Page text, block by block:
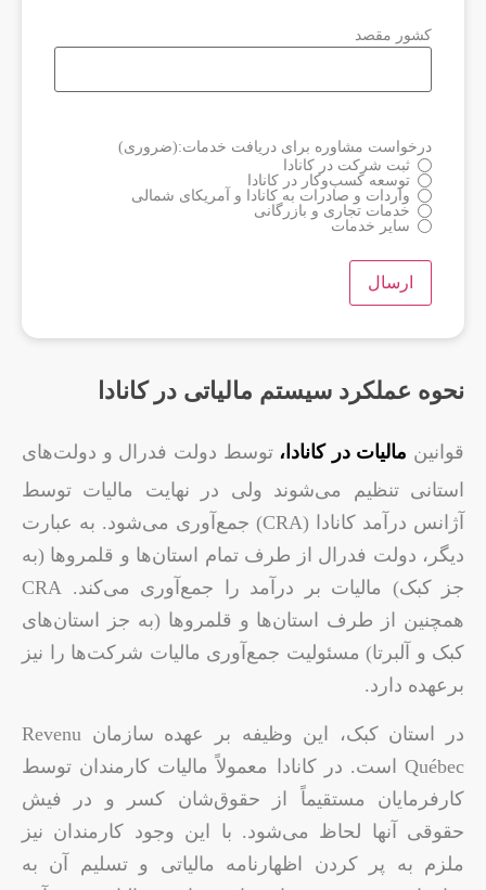
کشور مقصد
درخواست مشاوره برای دریافت خدمات:(ضروری)
ثبت شرکت در کانادا
توسعه کسب‌وکار در کانادا
واردات و صادرات به کانادا و آمریکای شمالی
خدمات تجاری و بازرگانی
سایر خدمات
ارسال
نحوه عملکرد سیستم مالیاتی در کانادا
قوانین مالیات در کانادا، توسط دولت فدرال و دولت‌های
استانی تنظیم می‌شوند ولی در نهایت مالیات توسط
آژانس درآمد کانادا (CRA) جمع‌آوری می‌شود. به عبارت
دیگر، دولت فدرال از طرف تمام استان‌ها و قلمروها (به
جز کبک) مالیات بر درآمد را جمع‌آوری می‌کند. CRA
همچنین از طرف استان‌ها و قلمروها (به جز استان‌های
کبک و آلبرتا) مسئولیت جمع‌آوری مالیات شرکت‌ها را نیز
برعهده دارد.
در استان کبک، این وظیفه بر عهده سازمان Revenu
Québec است. در کانادا معمولاً مالیات کارمندان توسط
کارفرمایان مستقیماً از حقوق‌شان کسر و در فیش
حقوقی آنها لحاظ می‌شود. با این وجود کارمندان نیز
ملزم به پر کردن اظهارنامه مالیاتی و تسلیم آن به